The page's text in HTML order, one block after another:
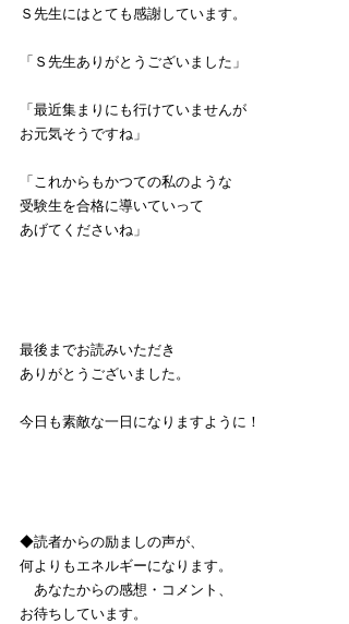
Ｓ先生にはとても感謝しています。
「Ｓ先生ありがとうございました」
「最近集まりにも行けていませんが
お元気そうですね」
「これからもかつての私のような
受験生を合格に導いていって
あげてくださいね」
最後までお読みいただき
ありがとうございました。
今日も素敵な一日になりますように！
◆読者からの励ましの声が、
何よりもエネルギーになります。
あなたからの感想・コメント、
お待ちしています。